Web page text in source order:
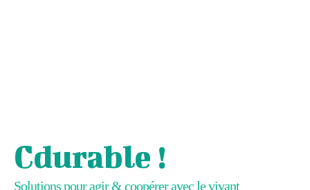
Cdurable !
Solutions pour agir & coopérer avec le vivant